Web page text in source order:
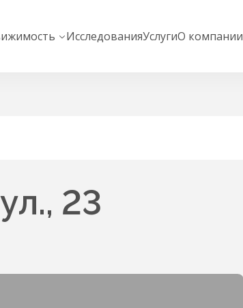
ИсследованияУслугиО компании
23